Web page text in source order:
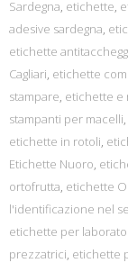
Sardegna, etichette,
adesive sardegna,
etichette
Cagliari, etichette
stampare, etichette e
stampanti per macelli,
etichette in rotoli,
Etichette Nuoro,
ortofrutta, etichette
l'identificazione nel
etichette per
prezzatrici, etichette